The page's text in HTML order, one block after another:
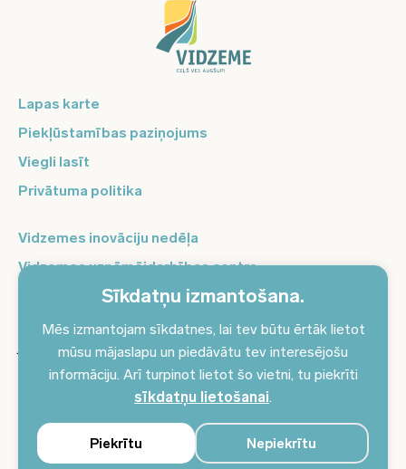
Sīkdatņu izmantošana.
Mēs izmantojam sīkdatnes, lai tev būtu ērtāk lietot
mūsu mājaslapu un piedāvātu tev interesējošu
informāciju. Arī turpinot lietot šo vietni, tu piekrīti
sīkdatņu lietošanai.
Nepiekrītu
Piekrītu
Lapas karte
Piekļūstamības paziņojums
Viegli lasīt
Privātuma politika
Vidzemes inovāciju nedēļa
Vidzemes uzņēmējdarbības centrs
Balso Vidzeme
Pierakstieties jaunumiem un saņemiet aktuālākos
jaunumus savā e-pastā!
Pieteikties jaunumiem